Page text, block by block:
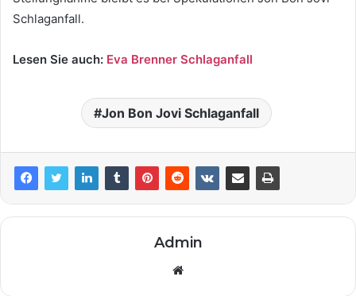
Schlaganfall.
Lesen Sie auch: Eva Brenner Schlaganfall
Jon Bon Jovi Schlaganfall
Admin
Website